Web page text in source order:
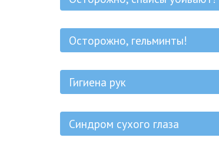
Осторожно, гельминты!
Гигиена рук
Синдром сухого глаза